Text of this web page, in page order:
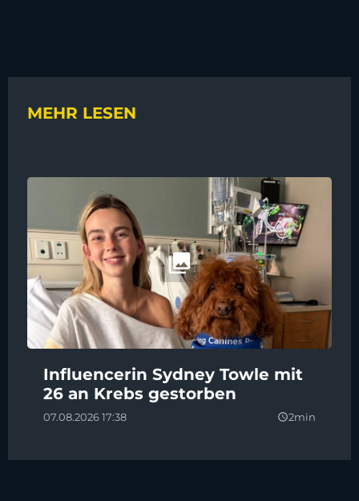
MEHR LESEN
Influencerin Sydney Towle mit
26 an Krebs gestorben
07.08.2026 17:38 query_builder2min